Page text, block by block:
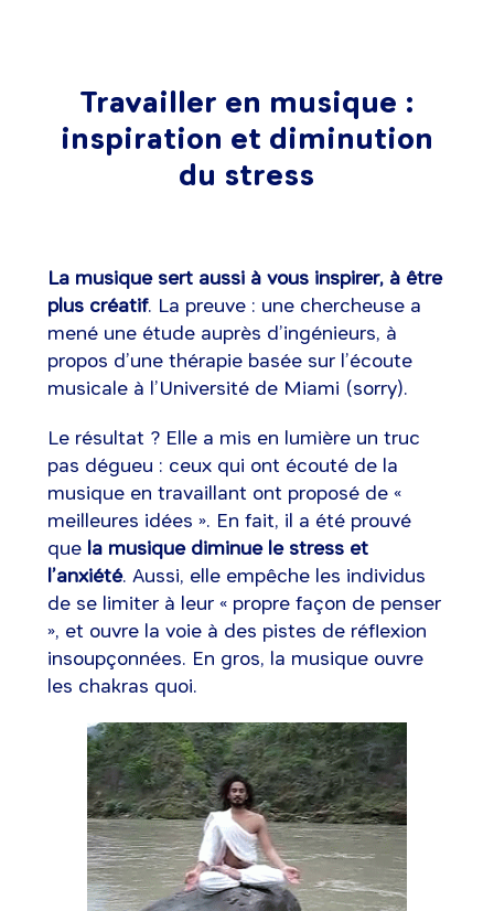
Travailler en musique :
inspiration et diminution
du stress
La musique sert aussi à vous inspirer, à être
plus créatif. La preuve : une chercheuse a
mené une étude auprès d’ingénieurs, à
propos d’une thérapie basée sur l’écoute
musicale à l’Université de Miami (sorry).
Le résultat ? Elle a mis en lumière un truc
pas dégueu : ceux qui ont écouté de la
musique en travaillant ont proposé de «
meilleures idées ». En fait, il a été prouvé
que la musique diminue le stress et
l’anxiété. Aussi, elle empêche les individus
de se limiter à leur « propre façon de penser
», et ouvre la voie à des pistes de réflexion
insoupçonnées. En gros, la musique ouvre
les chakras quoi.